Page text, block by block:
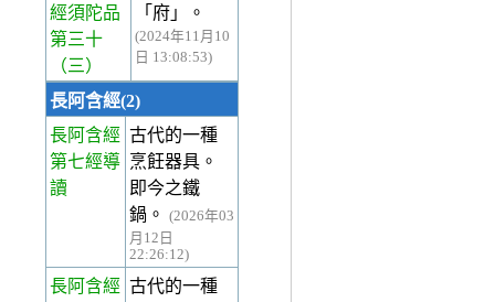
經須陀品
第三十
（三）
「府」。
(2024年11月10
日 13:08:53)
長阿含經(2)
長阿含經
第七經導
讀
古代的一種
烹飪器具。
即今之鐵
鍋。
(2026年03
月12日
22:26:12)
長阿含經 古代的一種